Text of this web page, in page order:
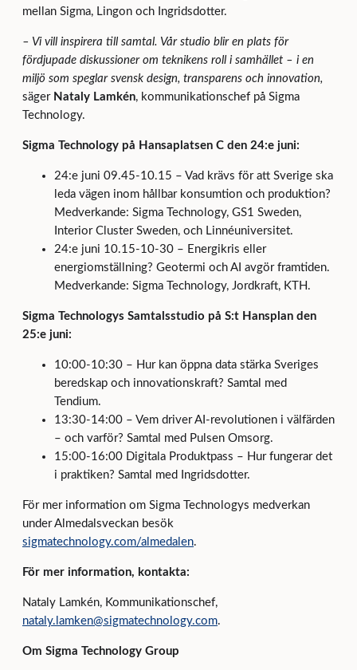
mellan Sigma, Lingon och Ingridsdotter.
– Vi vill inspirera till samtal. Vår studio blir en plats för
fördjupade diskussioner om teknikens roll i samhället – i en
miljö som speglar svensk design, transparens och innovation,
säger Nataly Lamkén, kommunikationschef på Sigma
Technology.
Sigma Technology på Hansaplatsen C den 24:e juni:
24:e juni 09.45-10.15 – Vad krävs för att Sverige ska
leda vägen inom hållbar konsumtion och produktion?
Medverkande: Sigma Technology, GS1 Sweden,
Interior Cluster Sweden, och Linnéuniversitet.
24:e juni 10.15-10-30 – Energikris eller
energiomställning? Geotermi och AI avgör framtiden.
Medverkande: Sigma Technology, Jordkraft, KTH.
Sigma Technologys Samtalsstudio på S:t Hansplan den
25:e juni:
10:00-10:30 – Hur kan öppna data stärka Sveriges
beredskap och innovationskraft? Samtal med
Tendium.
13:30-14:00 – Vem driver AI-revolutionen i välfärden
– och varför? Samtal med Pulsen Omsorg.
15:00-16:00 Digitala Produktpass – Hur fungerar det
i praktiken? Samtal med Ingridsdotter.
För mer information om Sigma Technologys medverkan
under Almedalsveckan besök
sigmatechnology.com/almedalen.
För mer information, kontakta:
Nataly Lamkén, Kommunikationschef,
nataly.lamken@sigmatechnology.com.
Om Sigma Technology Group